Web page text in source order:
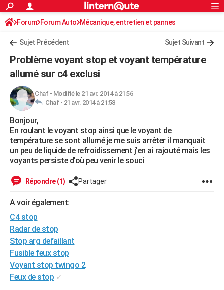
ACTUALITÉS
Politique
Société
Faits Divers
Education
Monde
Villes
+
Programme TV
Streaming
Cinéma
Sorties cinéma
Musique
FINANCE
Retraite
Impôts
Epargne
Immobilier
Risques naturels par ville
Banque
Assurance
Crédit
AUTO
Essais
Réserver un essai
Citadines
Berlines
SUV
Forum auto
HIGH-TECH
Mobiles
Meilleur smartphone
Internet
Ordinateurs
Jeux vidéo
Guide high-tech
BRICOLAGE
Forum
Aménagement intérieur
Extérieur
Cuisine
Salle de bains
Jardinage
Rangement
WEEK-END
LIFESTYLE
Alimentation
Guide de la santé
Maladies
Médicaments
Sommeil
VOYAGE
Destinations
City break
Voyage nature
Voyage de noces
Forum
Climat
+PHOTO
GUIDES D'ACHAT
BONS PLANS
Rechercher
S'inscrire
Connexion
Forum Forum Auto Mécanique, entretien et pannes
Sujet Précédent Sujet Suivant
Problème voyant stop et voyant température
allumé sur c4 exclusi
Chaf- Modifié le 21 avr. 2014 à 21:56
Chaf - 21 avr. 2014 à 21:58
Bonjour,
En roulant le voyant stop ainsi que le voyant de
température se sont allumé je me suis arrêter il manquait
un peu de liquide de refroidissement j'en ai rajouté mais les
voyants persiste d'où peu venir le souci
Répondre (1) Partager
A voir également:
C4 stop
Radar de stop
Stop arg defaillant
Fusible feux stop
Voyant stop twingo 2
Feux de stop ✓